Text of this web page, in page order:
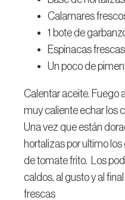
Calamares
1 bote de
Espinacas frescas
Un poco de
Calentar aceite. Fuego
muy caliente echar los
Una vez que están
hortalizas por ultimo
de tomate frito. Los
caldos, al gusto y al
frescas